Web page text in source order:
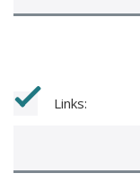
Links: